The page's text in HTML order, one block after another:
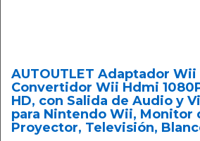
AUTOUTLET Adaptador Wii
Convertidor Wii Hdmi
HD, con Salida de Audio y
para Nintendo Wii, Monitor
Proyector, Televisión,